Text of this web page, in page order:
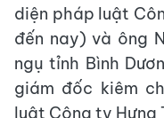
diện pháp luật
đến nay) và ông
ngụ tỉnh Bình
giám đốc kiêm
luật Công ty Hưng